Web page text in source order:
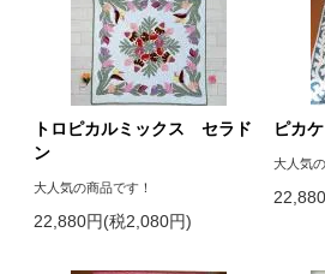
トロピカルミックス セラド
ン
大人気の商品です！
22,880円(税2,080円)
ピカ
大人気